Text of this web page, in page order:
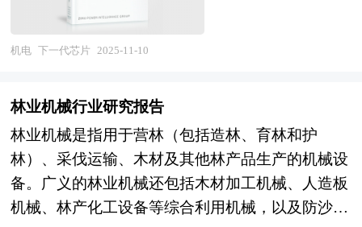
行了分析，重点分析了国内外高带宽内存行业的发
展现状、如何面对行业的发展挑战、行业的发展建
态，对行业在产品方面提供了参考建议和具体解决
办法。报告对于高带宽内存产品生产企业、经销
商、行业管理部门以及拟进入该行业的投资者具有
重要的参考价值，对于研究我国高带宽内存行业发
展规律、提高企业的运营效率、促进企业的发展壮
（检测大气污染物、水体重金属）、食品安全（筛
查农药残留、添加剂）、生命科学（蛋白质组学、
代谢组学研究）、医药研发（药物代谢动力学分
代，质谱仪正朝着小型化、智能化方向演进，便携
式设备已应用于现场快速检测，而与色谱、热分析
等技术的联用更拓展了其分析维度，成为推动科学
研究与技术创新的核心工具。 质谱仪行业研究报
告中的质谱仪行业数据分析以权威的国家统计数据
光刻胶与刻蚀气体等核心材料装备的自主可控能力
仍是制约产业链韧性的最大短板；需求层面，AI大
能效的诉求呈现指数级增长，驱动芯片架构从通用
带宽内存迭代与互联技术自研成为巨头竞争焦点；
政策层面，国家集成电路产业投资基金落地、研发
费用加计扣除比例提升及产业链供应链安全稳定评
估机制建立，形成"市场主导+政府引导"的协同格
机电 下一代芯片 2025-11-10
林业机械行业研究报告
林业机械是指用于营林（包括造林、育林和护
林）、采伐运输、木材及其他林产品生产的机械设
备。广义的林业机械还包括木材加工机械、人造板
机械、林产化工设备等综合利用机械，以及防沙治